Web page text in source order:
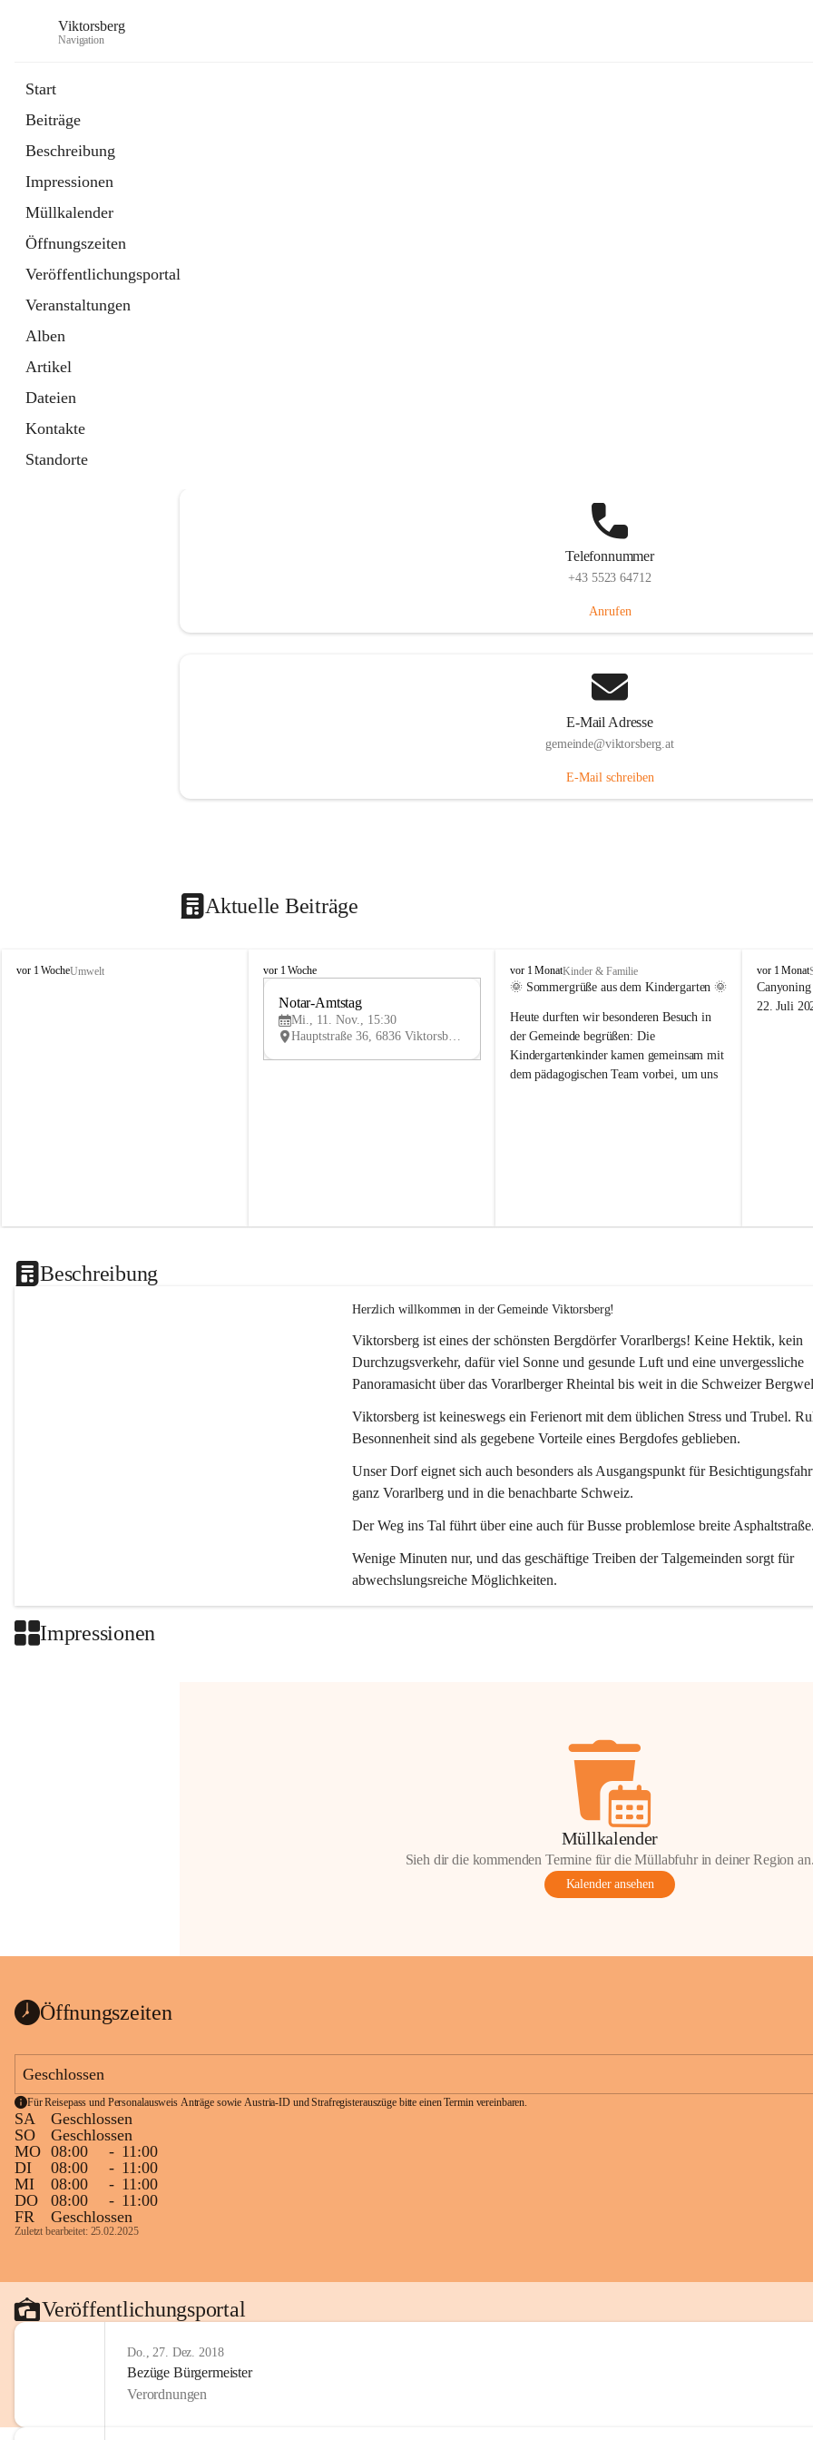
Viktorsberg
Navigation
Start
Beiträge
Beschreibung
Impressionen
Müllkalender
Öffnungszeiten
Veröffentlichungsportal
Veranstaltungen
Alben
Artikel
Dateien
Kontakte
Standorte
Telefonnummer
+43 5523 64712
Anrufen
E-Mail Adresse
gemeinde@viktorsberg.at
E-Mail schreiben
Aktuelle Beiträge
V
vor 1 WocheUmwelt
V
vor 1 Woche
V
Notar-Amtstag
Mi., 11. Nov., 15:30
Hauptstraße 36, 6836 Viktorsberg, AUT
V
i
t
o
r
s
vor 1 MonatKinder & Familie
🌞 Sommergrüße aus dem Kindergarten 🌞
Heute durften wir besonderen Besuch in
der Gemeinde begrüßen: Die
Kindergartenkinder kamen gemeinsam mit
dem pädagogischen Team vorbei, um uns
V
i
k
vor 1 Monat
22. Juli
Beschreibung
Herzlich willkommen in der Gemeinde Viktorsberg!
Viktorsberg ist eines der schönsten Bergdörfer Vorarlbergs! Keine Hektik, kein
Durchzugsverkehr, dafür viel Sonne und gesunde Luft und eine unvergessliche
Panoramasicht über das Vorarlberger Rheintal bis weit in die Schweizer
Viktorsberg ist keineswegs ein Ferienort mit dem üblichen Stress und Trubel.
Besonnenheit sind als gegebene Vorteile eines Bergdofes geblieben.
Unser Dorf eignet sich auch besonders als Ausgangspunkt für
ganz Vorarlberg und in die benachbarte Schweiz.
Der Weg ins Tal führt über eine auch für Busse problemlose breite
Wenige Minuten nur, und das geschäftige Treiben der Talgemeinden sorgt für
abwechslungsreiche Möglichkeiten.
Impressionen
Müllkalender
Sieh dir die kommenden Termine für die Müllabfuhr in deiner Region
Kalender ansehen
Öffnungszeiten
Geschlossen
Für Reisepass und Personalausweis Anträge sowie Austria-ID und Strafregisterauszüge bitte einen Termin vereinbaren.
SA
Geschlossen
SO
Geschlossen
MO 08:00 - 11:00
DI
08:00 - 11:00
MI
08:00 - 11:00
DO
08:00 - 11:00
FR
Geschlossen
Zuletzt bearbeitet: 25.02.2025
Veröffentlichungsportal
Do., 27. Dez. 2018
Bezüge Bürgermeister
Verordnungen